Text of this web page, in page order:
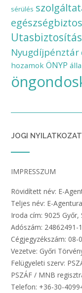
sérülés
Utasbiztosítás
Nyugdíjpénztár
hozamok ÖNYP
JOGI NYILATKOZAT
IMPRESSZUM
Rövidített név: E-
Teljes név: E-
Iroda cím: 9025 Győr,
Adószám: 24862491-
Cégjegyzékszám: 08-
Vezetve: Győri
Felügyeleti szerv:
PSZÁF / MNB
Telefon: +36-30-